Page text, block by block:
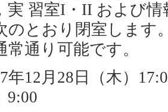
実 習室I・II および
のとおり閉室します
常通り可能です。
年12月28日（木）
9:00